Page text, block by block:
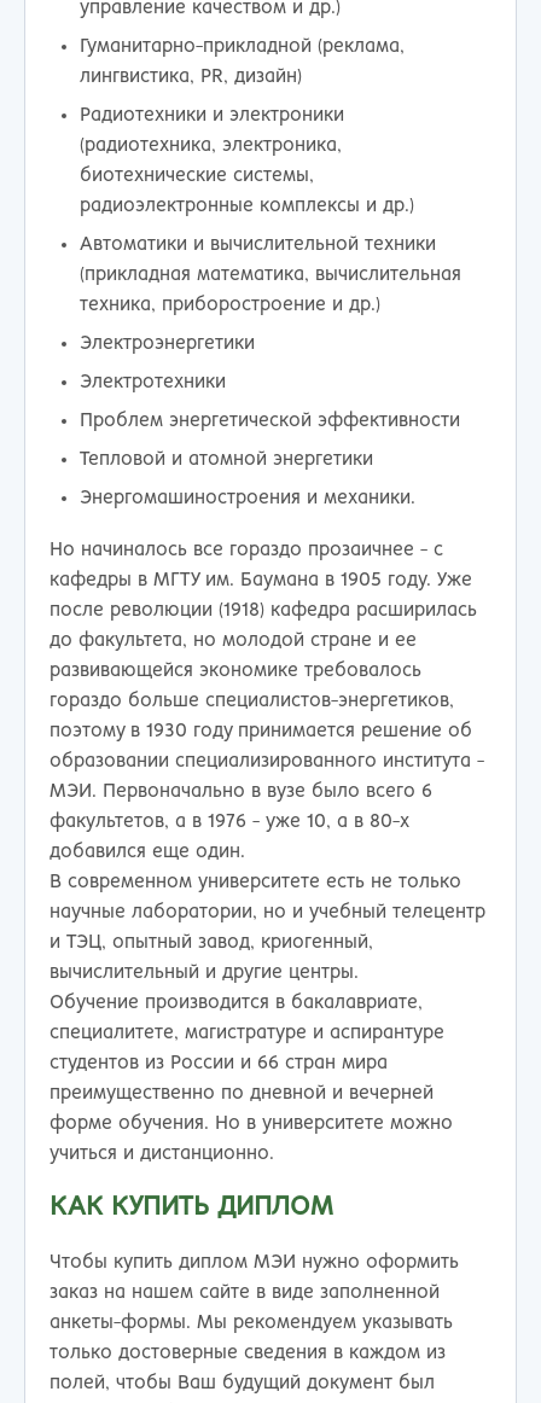
управление качеством и др.)
Гуманитарно-прикладной (реклама,
лингвистика, PR, дизайн)
Радиотехники и электроники
(радиотехника, электроника,
биотехнические системы,
радиоэлектронные комплексы и др.)
Автоматики и вычислительной техники
(прикладная математика, вычислительная
техника, приборостроение и др.)
Электроэнергетики
Электротехники
Проблем энергетической эффективности
Тепловой и атомной энергетики
Энергомашиностроения и механики.
Но начиналось все гораздо прозаичнее - с
кафедры в МГТУ им. Баумана в 1905 году. Уже
после революции (1918) кафедра расширилась
до факультета, но молодой стране и ее
развивающейся экономике требовалось
гораздо больше специалистов-энергетиков,
поэтому в 1930 году принимается решение об
образовании специализированного института -
МЭИ. Первоначально в вузе было всего 6
факультетов, а в 1976 - уже 10, а в 80-х
добавился еще один.
В современном университете есть не только
научные лаборатории, но и учебный телецентр
и ТЭЦ, опытный завод, криогенный,
вычислительный и другие центры.
Обучение производится в бакалавриате,
специалитете, магистратуре и аспирантуре
студентов из России и 66 стран мира
преимущественно по дневной и вечерней
форме обучения. Но в университете можно
учиться и дистанционно.
КАК КУПИТЬ ДИПЛОМ
Чтобы купить диплом МЭИ нужно оформить
заказ на нашем сайте в виде заполненной
анкеты-формы. Мы рекомендуем указывать
только достоверные сведения в каждом из
полей, чтобы Ваш будущий документ был